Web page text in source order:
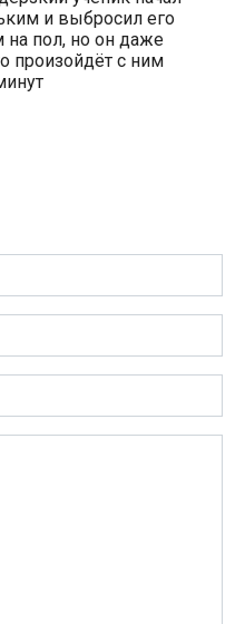
и выбросил его
на пол, но он даже
произойдёт с ним